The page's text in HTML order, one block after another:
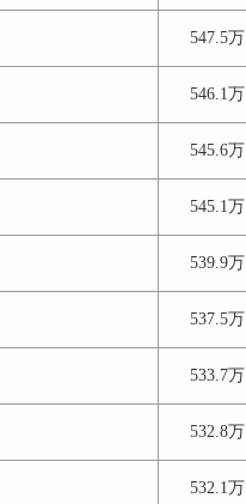
547.5万
546.1万
545.6万
545.1万
539.9万
537.5万
533.7万
532.8万
532.1万